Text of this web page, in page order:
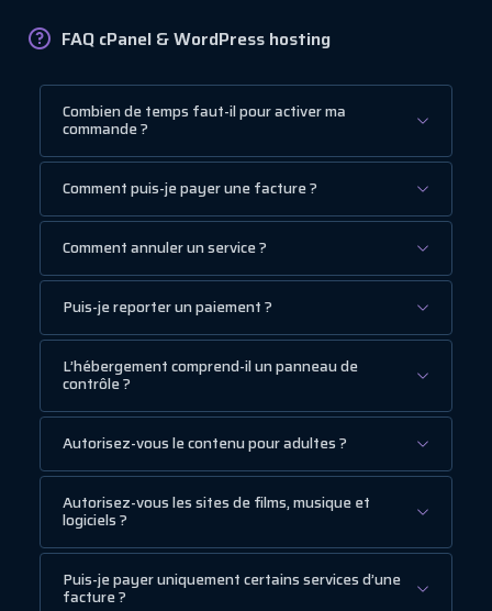
FAQ cPanel & WordPress hosting
Combien de temps faut-il pour activer ma
commande ?
Comment puis-je payer une facture ?
Comment annuler un service ?
Puis-je reporter un paiement ?
L’hébergement comprend-il un panneau de
contrôle ?
Autorisez-vous le contenu pour adultes ?
Autorisez-vous les sites de films, musique et
logiciels ?
Puis-je payer uniquement certains services d’une
facture ?